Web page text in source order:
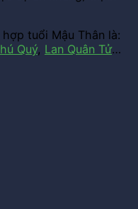
tuổi Mậu Thân là:
Quý, Lan Quân Tử…